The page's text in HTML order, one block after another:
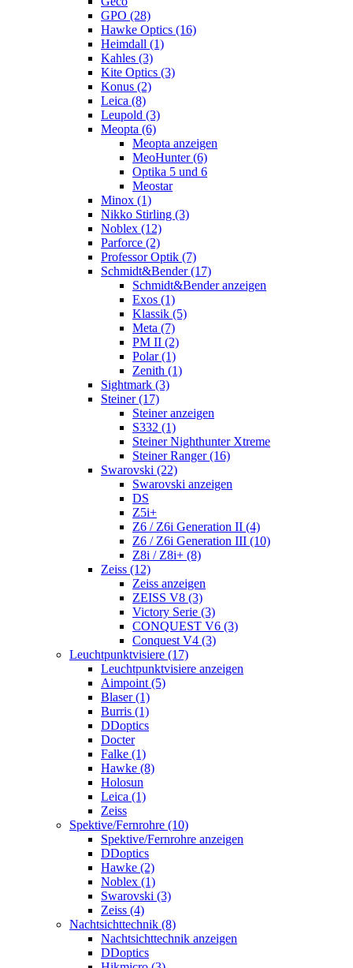
GPO (28)
Hawke Optics (16)
Heimdall (1)
Kahles (3)
Kite Optics (3)
Konus (2)
Leica (8)
Leupold (3)
Meopta (6)
Meopta anzeigen
MeoHunter (6)
Optika 5 und 6
Meostar
Minox (1)
Nikko Stirling (3)
Noblex (12)
Parforce (2)
Professor Optik (7)
Schmidt&Bender (17)
Schmidt&Bender anzeigen
Exos (1)
Klassik (5)
Meta (7)
PM II (2)
Polar (1)
Zenith (1)
Sightmark (3)
Steiner (17)
Steiner anzeigen
S332 (1)
Steiner Nighthunter Xtreme
Steiner Ranger (16)
Swarovski (22)
Swarovski anzeigen
DS
Z5i+
Z6 / Z6i Generation II (4)
Z6 / Z6i Generation III (10)
Z8i / Z8i+ (8)
Zeiss (12)
Zeiss anzeigen
ZEISS V8 (3)
Victory Serie (3)
CONQUEST V6 (3)
Conquest V4 (3)
Leuchtpunktvisiere (17)
Leuchtpunktvisiere anzeigen
Aimpoint (5)
Blaser (1)
Burris (1)
DDoptics
Docter
Falke (1)
Hawke (8)
Holosun
Leica (1)
Zeiss
Spektive/Fernrohre (10)
Spektive/Fernrohre anzeigen
DDoptics
Hawke (2)
Noblex (1)
Swarovski (3)
Zeiss (4)
Nachtsichttechnik (8)
Nachtsichttechnik anzeigen
DDoptics